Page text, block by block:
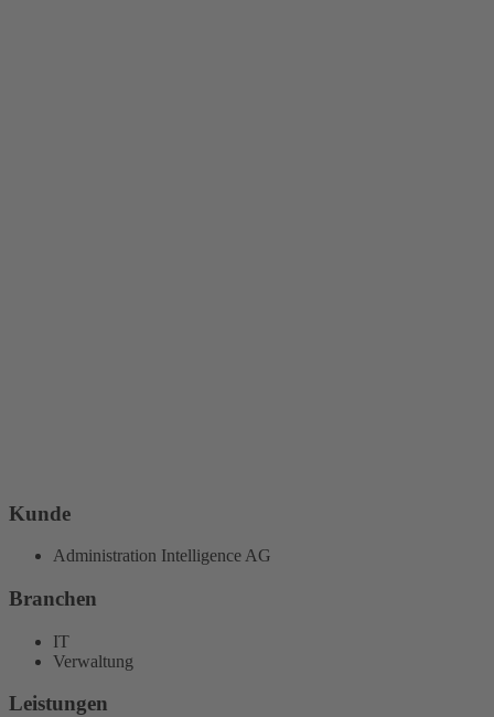
Kunde
Administration Intelligence AG
Branchen
IT
Verwaltung
Leistungen